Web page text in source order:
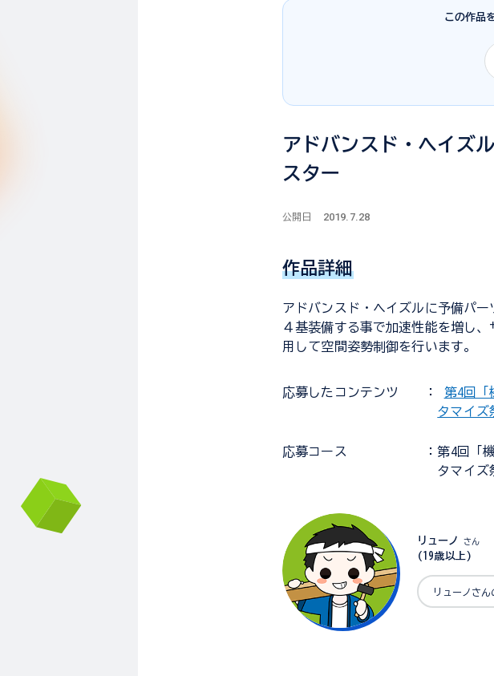
この作品
アドバンスド・ヘイズ
スター
公開日 2019.7.28
作品詳細
アドバンスド・ヘイズルに予備パ
４基装備する事で加速性能を増し
用して空間姿勢制御を行います。
応募した コンテンツ ： 第4回「
タマイズ
応募コース
：第4回「
タマイズ
リューノ さん
(19歳以上)
リューノさん